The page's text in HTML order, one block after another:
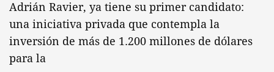
Adrián Ravier, ya tiene su primer candidato:
una iniciativa privada que contempla la
inversión de más de 1.200 millones de dólares
para la